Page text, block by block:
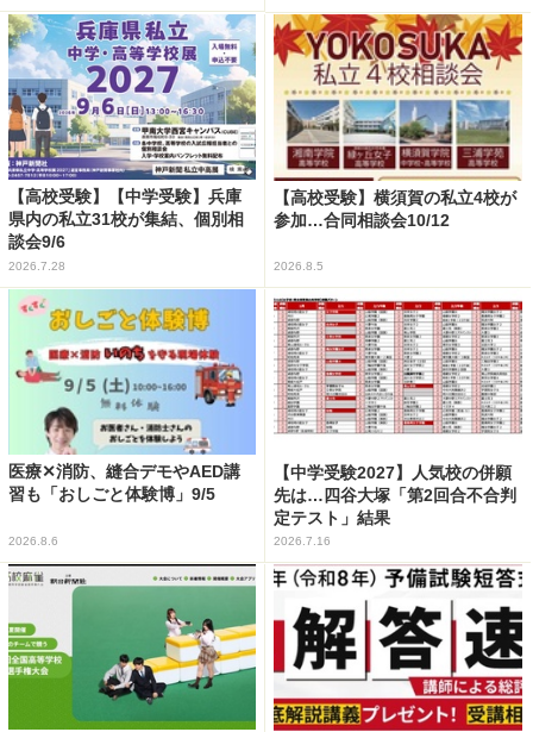
【高校受験】【中学受験】兵庫
県内の私立31校が集結、個別相
談会9/6
2026.7.28
【高校受験】横須賀の私立4校が
参加…合同相談会10/12
2026.8.5
医療✕消防、縫合デモやAED講
習も「おしごと体験博」9/5
2026.8.6
【中学受験2027】人気校の併願
先は…四谷大塚「第2回合不合判
定テスト」結果
2026.7.16